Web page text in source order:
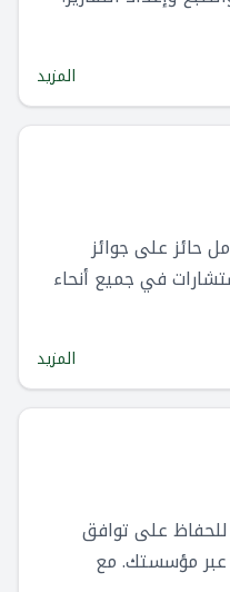
المزيد
حائز على جوائز
في جميع أنحاء
إدارة سير العمل
إلى الفاتورة
المزيد
على توافق
عبر مؤسستك. مع